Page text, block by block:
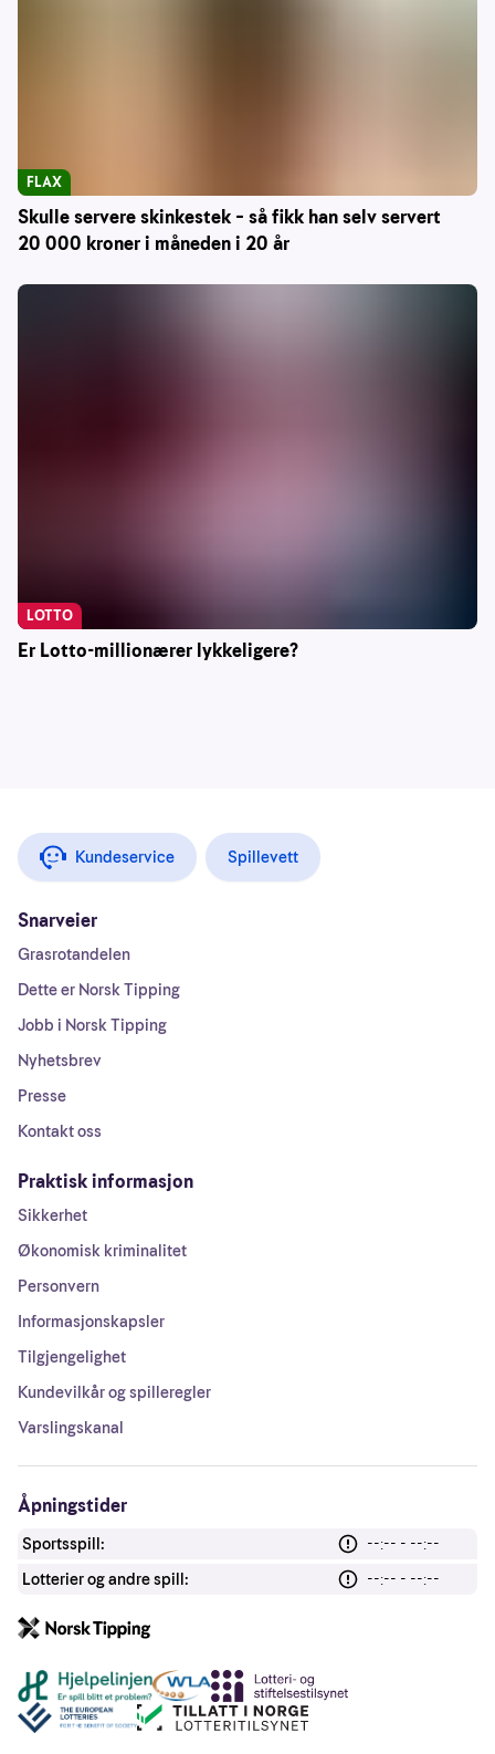
Skulle servere skinkestek – så fikk han selv servert
20 000 kroner i måneden i 20 år
FLAX
Er Lotto-millionærer lykkeligere?
LOTTO
Kundeservice Spillevett
Snarveier
Grasrotandelen
Dette er Norsk Tipping
Jobb i Norsk Tipping
Nyhetsbrev
Presse
Kontakt oss
Praktisk informasjon
Sikkerhet
Økonomisk kriminalitet
Personvern
Informasjonskapsler
Tilgjengelighet
Kundevilkår og spilleregler
Varslingskanal
Åpningstider
Sportsspill:
--:-- - --:--
Lotterier og andre spill:
--:-- - --:--
Andre lenker